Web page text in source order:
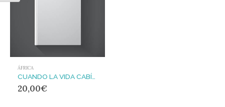
ÁFRICA
CUANDO LA VIDA CABÍA EN UNA MEDINA
20,00€